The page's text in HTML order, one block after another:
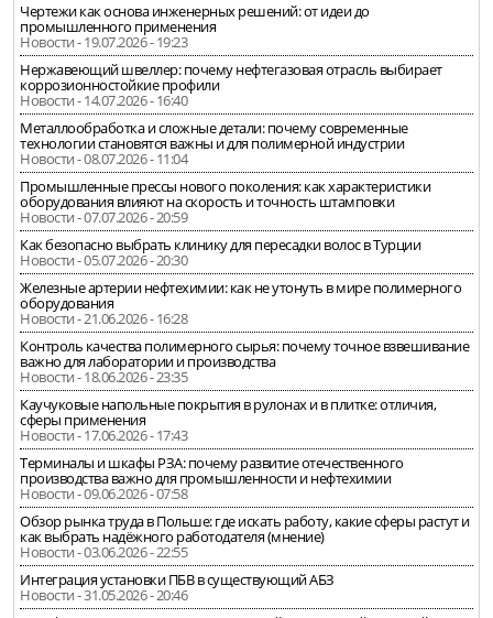
Чертежи как основа инженерных решений: от идеи до
промышленного применения
Новости - 19.07.2026 - 19:23
Нержавеющий швеллер: почему нефтегазовая отрасль выбирает
коррозионностойкие профили
Новости - 14.07.2026 - 16:40
Металлообработка и сложные детали: почему современные
технологии становятся важны и для полимерной индустрии
Новости - 08.07.2026 - 11:04
Промышленные прессы нового поколения: как характеристики
оборудования влияют на скорость и точность штамповки
Новости - 07.07.2026 - 20:59
Как безопасно выбрать клинику для пересадки волос в Турции
Новости - 05.07.2026 - 20:30
Железные артерии нефтехимии: как не утонуть в мире полимерного
оборудования
Новости - 21.06.2026 - 16:28
Контроль качества полимерного сырья: почему точное взвешивание
важно для лаборатории и производства
Новости - 18.06.2026 - 23:35
Каучуковые напольные покрытия в рулонах и в плитке: отличия,
сферы применения
Новости - 17.06.2026 - 17:43
Терминалы и шкафы РЗА: почему развитие отечественного
производства важно для промышленности и нефтехимии
Новости - 09.06.2026 - 07:58
Обзор рынка труда в Польше: где искать работу, какие сферы растут и
как выбрать надёжного работодателя (мнение)
Новости - 03.06.2026 - 22:55
Интеграция установки ПБВ в существующий АБЗ
Новости - 31.05.2026 - 20:46